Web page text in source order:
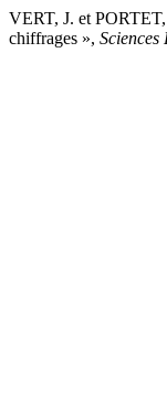
VERT, J. et PORTET,
chiffrages »,